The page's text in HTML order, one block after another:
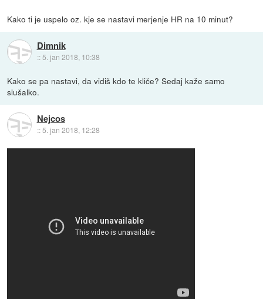
Kako ti je uspelo oz. kje se nastavi merjenje HR na 10 minut?
Dimnik
:: 5. jan 2018, 10:38
Kako se pa nastavi, da vidiš kdo te kliče? Sedaj kaže samo
slušalko.
Nejcos
::5. jan 2018, 12:28